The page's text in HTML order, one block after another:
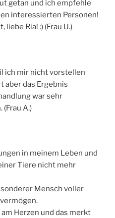
getan und ich empfehle
interessierten Personen!
Ria! :) (Frau U.)
ich mir nicht vorstellen
aber das Ergebnis
war sehr
A.)
in meinem Leben und
Tiere nicht mehr
Mensch voller
Herzen und das merkt